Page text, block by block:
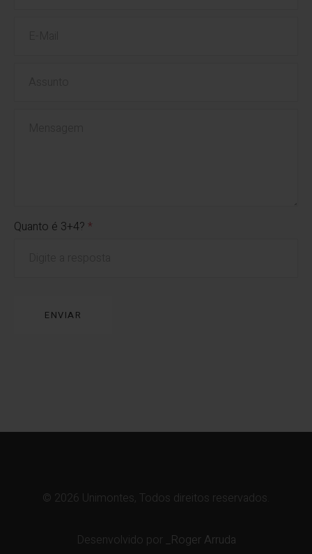
Quanto é 3+4? *
ENVIAR
© 2026 Unimontes, Todos direitos reservados.
Desenvolvido por _Roger Arruda